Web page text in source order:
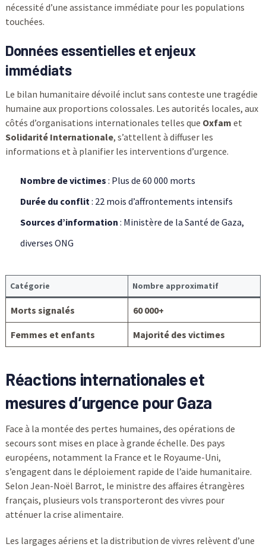
nécessité d’une assistance immédiate pour les populations
touchées.
Données essentielles et enjeux
immédiats
Le bilan humanitaire dévoilé inclut sans conteste une tragédie
humaine aux proportions colossales. Les autorités locales, aux
côtés d’organisations internationales telles que Oxfam et
Solidarité Internationale, s’attellent à diffuser les
informations et à planifier les interventions d’urgence.
Nombre de victimes : Plus de 60 000 morts
Durée du conflit: 22 mois d’affrontements intensifs
Sources d’information : Ministère de la Santé de Gaza,
diverses ONG
Catégorie Nombre approximatif
Morts signalés 60 000+
Femmes et enfants Majorité des victimes
Réactions internationales et
mesures d’urgence pour Gaza
Face à la montée des pertes humaines, des opérations de
secours sont mises en place à grande échelle. Des pays
européens, notamment la France et le Royaume-Uni,
s’engagent dans le déploiement rapide de l’aide humanitaire.
Selon Jean-Noël Barrot, le ministre des affaires étrangères
français, plusieurs vols transporteront des vivres pour
atténuer la crise alimentaire.
Les largages aériens et la distribution de vivres relèvent d’une